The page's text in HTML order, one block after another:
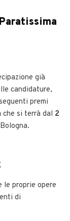
già
candidature,
premi
che si terrà dal 2
proprie opere
di